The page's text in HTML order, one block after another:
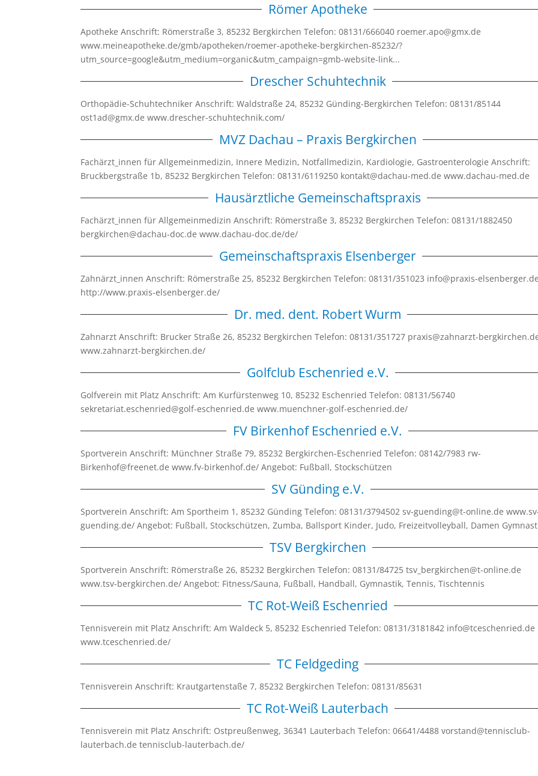
Römer Apotheke
Apotheke Anschrift: Römerstraße 3, 85232 Bergkirchen Telefon: 08131/666040 roemer.apo@gmx.de
www.meineapotheke.de/gmb/apotheken/roemer-apotheke-bergkirchen-85232/?
utm_source=google&utm_medium=organic&utm_campaign=gmb-website-link...
Drescher Schuhtechnik
Orthopädie-Schuhtechniker Anschrift: Waldstraße 24, 85232 Günding-Bergkirchen Telefon: 08131/85144
ost1ad@gmx.de www.drescher-schuhtechnik.com/
MVZ Dachau – Praxis Bergkirchen
Fachärzt_innen für Allgemeinmedizin, Innere Medizin, Notfallmedizin, Kardiologie, Gastroenterologie Anschrift:
Bruckbergstraße 1b, 85232 Bergkirchen Telefon: 08131/6119250 kontakt@dachau-med.de www.dachau-
Hausärztliche Gemeinschaftspraxis
Fachärzt_innen für Allgemeinmedizin Anschrift: Römerstraße 3, 85232 Bergkirchen Telefon: 08131/1882450
bergkirchen@dachau-doc.de www.dachau-doc.de/de/
Gemeinschaftspraxis Elsenberger
Zahnärzt_innen Anschrift: Römerstraße 25, 85232 Bergkirchen Telefon: 08131/351023 info@praxis-
http://www.praxis-elsenberger.de/
Dr. med. dent. Robert Wurm
Zahnarzt Anschrift: Brucker Straße 26, 85232 Bergkirchen Telefon: 08131/351727 praxis@zahnarzt-
www.zahnarzt-bergkirchen.de/
Golfclub Eschenried e.V.
Golfverein mit Platz Anschrift: Am Kurfürstenweg 10, 85232 Eschenried Telefon: 08131/56740
sekretariat.eschenried@golf-eschenried.de www.muenchner-golf-eschenried.de/
FV Birkenhof Eschenried e.V.
Sportverein Anschrift: Münchner Straße 79, 85232 Bergkirchen-Eschenried Telefon: 08142/7983 rw-
Birkenhof@freenet.de www.fv-birkenhof.de/ Angebot: Fußball, Stockschützen
SV Günding e.V.
Sportverein Anschrift: Am Sportheim 1, 85232 Günding Telefon: 08131/3794502 sv-guending@t-online.de
guending.de/ Angebot: Fußball, Stockschützen, Zumba, Ballsport Kinder, Judo, Freizeitvolleyball, Damen
TSV Bergkirchen
Sportverein Anschrift: Römerstraße 26, 85232 Bergkirchen Telefon: 08131/84725 tsv_bergkirchen@t-online.de
www.tsv-bergkirchen.de/ Angebot: Fitness/Sauna, Fußball, Handball, Gymnastik, Tennis, Tischtennis
TC Rot-Weiß Eschenried
Tennisverein mit Platz Anschrift: Am Waldeck 5, 85232 Eschenried Telefon: 08131/3181842 info@tceschenried.de
www.tceschenried.de/
TC Feldgeding
Tennisverein Anschrift: Krautgartenstaße 7, 85232 Bergkirchen Telefon: 08131/85631
TC Rot-Weiß Lauterbach
Tennisverein mit Platz Anschrift: Ostpreußenweg, 36341 Lauterbach Telefon: 06641/4488 vorstand@tennisclub-
lauterbach.de tennisclub-lauterbach.de/